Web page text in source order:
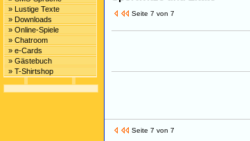
» Lustige Texte
» Downloads
» Online-Spiele
» Chatroom
» e-Cards
» Gästebuch
» T-Shirtshop
Seite 7 von 7
Seite 7 von 7